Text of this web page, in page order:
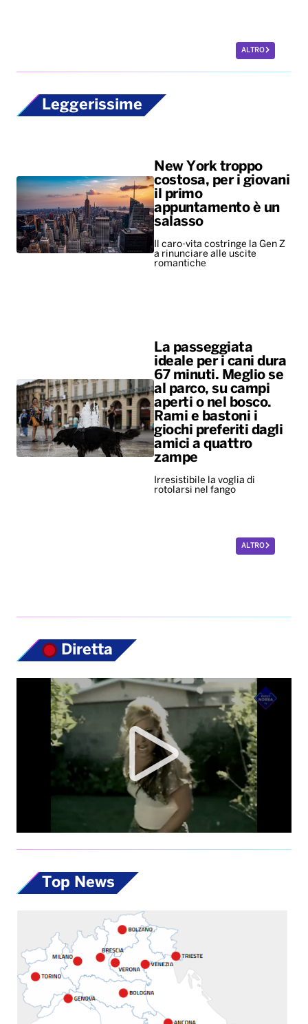
ALTRO
Leggerissime
New York troppo
costosa, per i giovani
il primo
appuntamento è un
salasso
Il caro-vita costringe la Gen Z
a rinunciare alle uscite
romantiche
La passeggiata
ideale per i cani dura
67 minuti. Meglio se
al parco, su campi
aperti o nel bosco.
Rami e bastoni i
giochi preferiti dagli
amici a quattro
zampe
Irresistibile la voglia di
rotolarsi nel fango
ALTRO
Diretta
Top News